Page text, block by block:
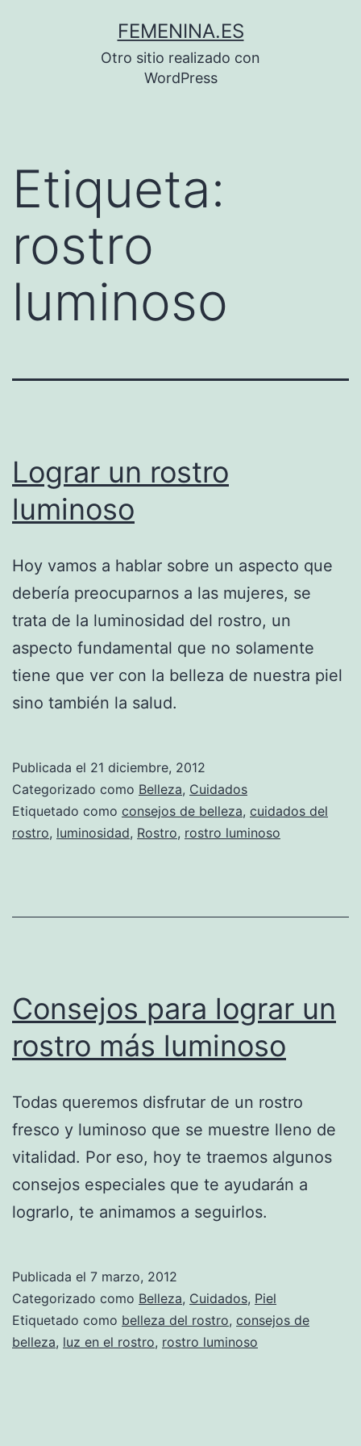
FEMENINA.ES
Otro sitio realizado con
WordPress
Etiqueta:
rostro
luminoso
Lograr un rostro
luminoso
Hoy vamos a hablar sobre un aspecto que
debería preocuparnos a las mujeres, se
trata de la luminosidad del rostro, un
aspecto fundamental que no solamente
tiene que ver con la belleza de nuestra piel
sino también la salud.
Publicada el 21 diciembre, 2012
Categorizado como Belleza, Cuidados
Etiquetado como consejos de belleza, cuidados del
rostro, luminosidad, Rostro, rostro luminoso
Consejos para lograr un
rostro más luminoso
Todas queremos disfrutar de un rostro
fresco y luminoso que se muestre lleno de
vitalidad. Por eso, hoy te traemos algunos
consejos especiales que te ayudarán a
lograrlo, te animamos a seguirlos.
Publicada el 7 marzo, 2012
Categorizado como Belleza, Cuidados, Piel
Etiquetado como belleza del rostro, consejos de
belleza, luz en el rostro, rostro luminoso